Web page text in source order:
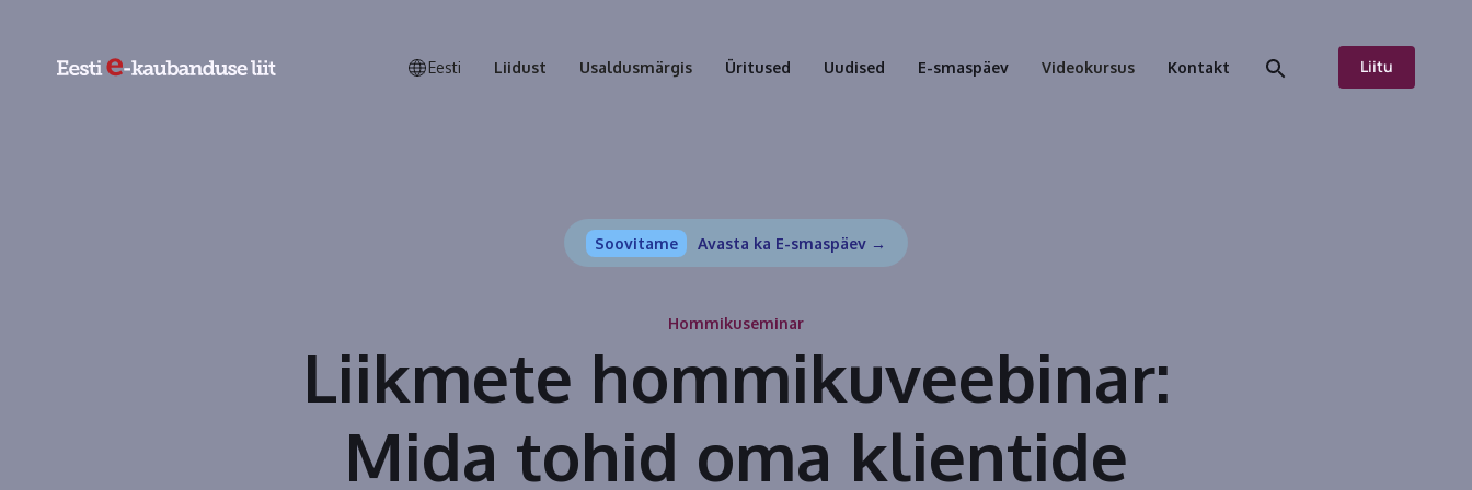
Eesti Liidust Usaldusmärgis Üritused Uudised E-smaspäev Videokursus Kontakt Liitu
Soovitame Avasta ka E-smaspäev →
Hommikuseminar
Liikmete hommikuveebinar:
Mida tohid oma klientide